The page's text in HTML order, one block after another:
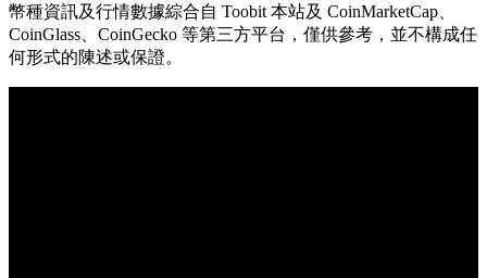
幣種資訊及行情數據綜合自 Toobit 本站及 CoinMarketCap、
CoinGlass、CoinGecko 等第三方平台，僅供參考，並不構成任
何形式的陳述或保證。